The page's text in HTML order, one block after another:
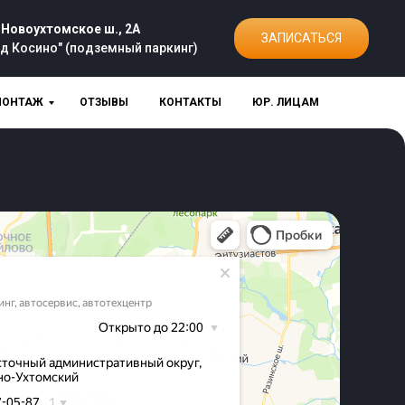
ш., 2А
Косино" (подземный паркинг)
ЗАПИСАТЬСЯ
ОТЗЫВЫ КОНТАКТЫ ЮР. ЛИЦАМ